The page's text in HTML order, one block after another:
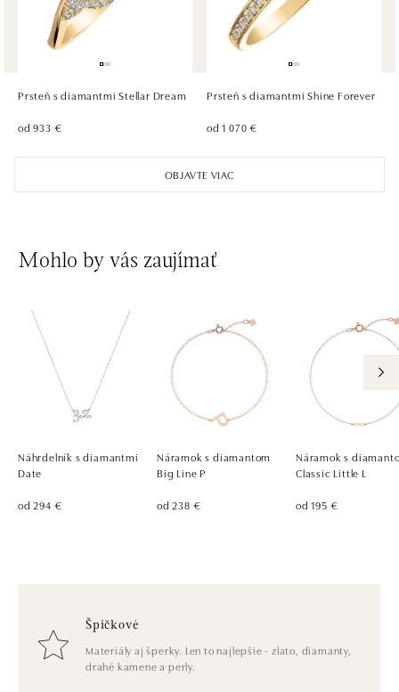
ALOve Westfield Černý most, Praha 9
Chlumecká 765/6, 198 19 Praha 9
dnes otvorené do 21:00
ALOve Westfield, Praha 4 - Chodov
Roztylská 2321/19, 148 00 Praha 4 - Chodov
tel.: +420730524389
OBJAVTE VIAC
Prsteň s diamantmi Stellar Dream
od 933 €
Prsteň s diamantmi Shine Forever
od 1 070 €
Mohlo by vás zaujímať
Náhrdelník s diamantmi
Date
od 294 €
Náramok s diamantom
Big Line P
od 238 €
Náramok s
Classic Little L
od 195 €
Špičkové
Materiály aj šperky. Len to najlepšie - zlato, diamanty,
drahé kamene a perly.